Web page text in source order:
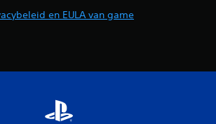
en EULA van game